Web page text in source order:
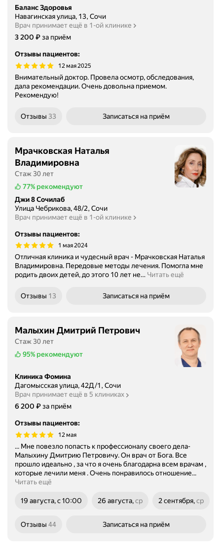
Баланс Здоровья
Навагинская улица, 13, Сочи
Врач принимает ещё в 1-ой клинике
Цена
3200
3 200 ₽за приём
Отзывы пациентов:
12 мая 2025
Внимательный доктор. Провела осмотр, обследования,
дала рекомендации. Очень довольна приемом.
Рекомендую!
Отзывы 33 Записаться на приём
Мрачковская Наталья
Владимировна
Стаж 30 лет
77% рекомендуют
Джи 8 Сочилаб
Улица Чебрикова, 48/2, Сочи
Врач принимает ещё в 1-ой клинике
Отзывы пациентов:
1 мая 2024
Отличная клиника и чудесный врач - Мрачковская Наталья
Владимировна. Передовые методы лечения. Помогла мне
родить двоих детей, до этого 10 лет не… Читать ещё
Отзывы 13 Записаться на приём
Малыхин Дмитрий Петрович
Стаж 30 лет
95% рекомендуют
Клиника Фомина
Дагомысская улица, 42Д/1, Сочи
Врач принимает ещё в 5 клиниках
Цена
6200
6 200 ₽за приём
Отзывы пациентов:
12 мая
... Мне повезло попасть к профессионалу своего дела-
Малыхину Дмитрию Петровичу. Он врач от Бога. Все
прошло идеально , за что я очень благодарна всем врачам ,
которые лечили меня . Очень понравилось отношение...
Читать ещё
19 августа, с 10:00 26 августа,ср
2 сентября,ср
Отзывы 44 Записаться на приём